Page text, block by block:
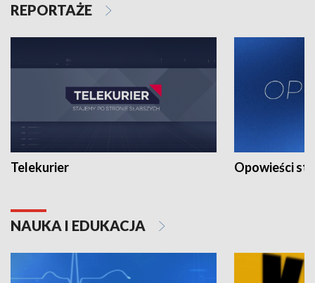
REPORTAŻE
Telekurier Opowieści
NAUKA I EDUKACJA